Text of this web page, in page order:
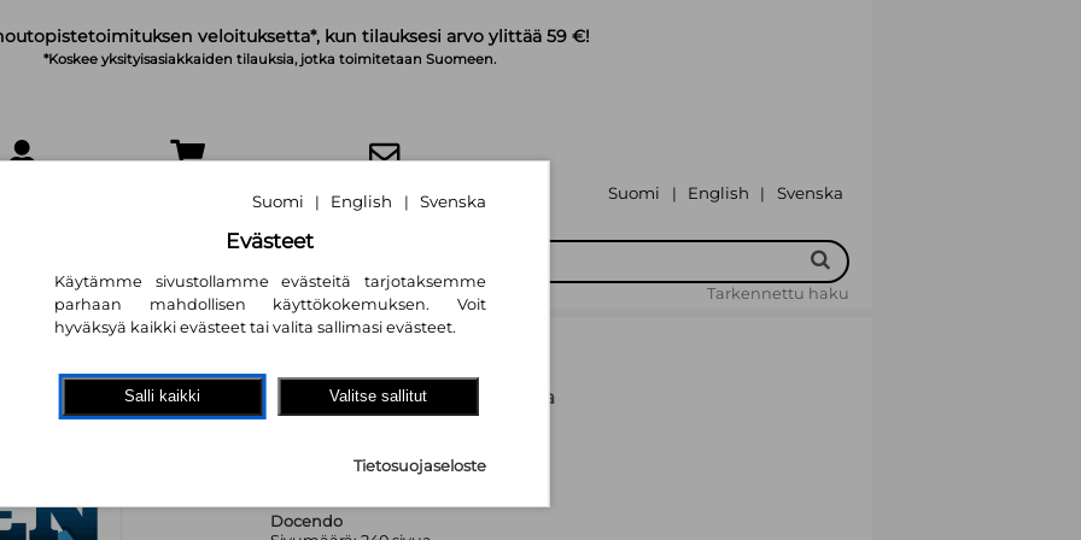
veloituksetta*, kun tilauksesi arvo ylittää 59 €!
*Koskee yksityisasiakkaiden tilauksia, jotka toimitetaan Suomeen.
TILAA UUTISKIRJE Suomi | English | Svenska
Tarkennettu haku
Annukka Jokipii,Nadia Paavola
29,30 €
Docendo
Suomi | English | Svenska
Evästeet
Käytämme sivustollamme evästeitä tarjotaksemme
parhaan mahdollisen käyttökokemuksen. Voit
hyväksyä kaikki evästeet tai valita sallimasi evästeet.
Salli kaikki Valitse sallitut
Tietosuojaseloste